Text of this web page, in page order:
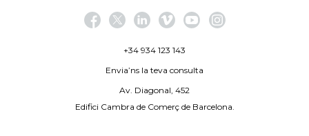
+34 934 123 143
Envia’ns la teva consulta
Av. Diagonal, 452
Edifici Cambra de Comerç de Barcelona.